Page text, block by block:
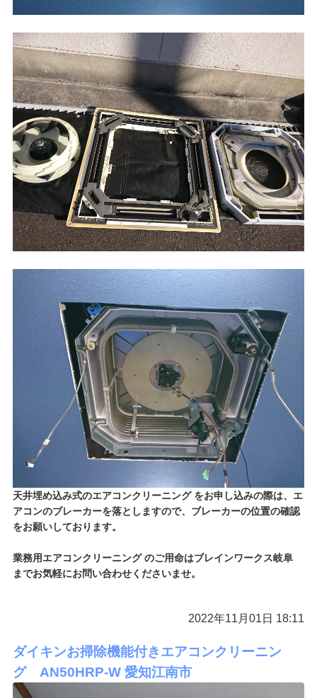
天井埋め込み式のエアコンクリーニング をお申し込みの際は、エ
アコンのブレーカーを落としますので、ブレーカーの位置の確認
をお願いしております。
業務用エアコンクリーニング のご用命はブレインワークス岐阜
までお気軽にお問い合わせくださいませ。
2022年11月01日 18:11
ダイキンお掃除機能付きエアコンクリーニン
グ AN50HRP-W 愛知江南市